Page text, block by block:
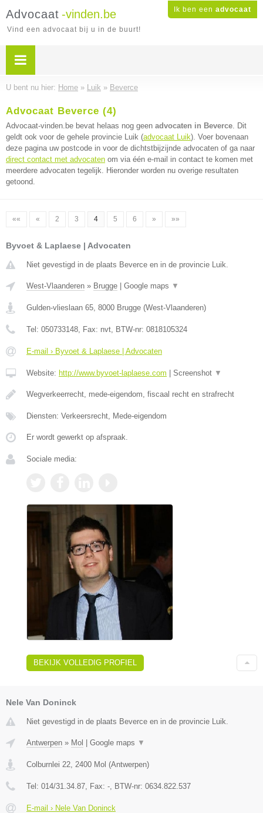
Ik ben een advocaat
Advocaat -vinden.be
Vind een advocaat bij u in de buurt!
U bent nu hier: Home » Luik » Beverce
Advocaat Beverce (4)
Advocaat-vinden.be bevat helaas nog geen advocaten in Beverce. Dit
geldt ook voor de gehele provincie Luik (advocaat Luik). Voer bovenaan
deze pagina uw postcode in voor de dichtstbijzijnde advocaten of ga naar
direct contact met advocaten om via één e-mail in contact te komen met
meerdere advocaten tegelijk. Hieronder worden nu overige resultaten
getoond.
«« « 2 3 4 5 6 » »»
Byvoet & Laplaese | Advocaten
Niet gevestigd in de plaats Beverce en in de provincie Luik.
West-Vlaanderen » Brugge Google maps ▼
Gulden-vlieslaan 65, 8000 Brugge (West-Vlaanderen)
Tel: 050733148, Fax: nvt, BTW-nr: 0818105324
E-mail › Byvoet & Laplaese | Advocaten
Website: http://www.byvoet-laplaese.com Screenshot ▼
Wegverkeerrecht, mede-eigendom, fiscaal recht en strafrecht
Diensten: Verkeersrecht, Mede-eigendom
Er wordt gewerkt op afspraak.
Sociale media:
BEKIJK VOLLEDIG PROFIEL
Nele Van Doninck
Niet gevestigd in de plaats Beverce en in de provincie Luik.
Antwerpen » Mol Google maps ▼
Colburnlei 22, 2400 Mol (Antwerpen)
Tel: 014/31.34.87, Fax: -, BTW-nr: 0634.822.537
E-mail › Nele Van Doninck